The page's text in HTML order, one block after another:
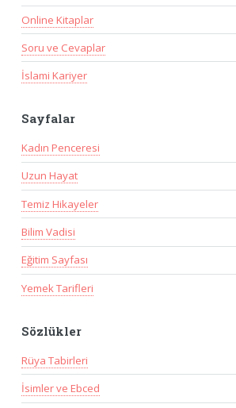
Online Kitaplar
Soru ve Cevaplar
İslami Kariyer
Sayfalar
Kadın Penceresi
Uzun Hayat
Temiz Hikayeler
Bilim Vadisi
Eğitim Sayfası
Yemek Tarifleri
Sözlükler
Rüya Tabirleri
İsimler ve Ebced